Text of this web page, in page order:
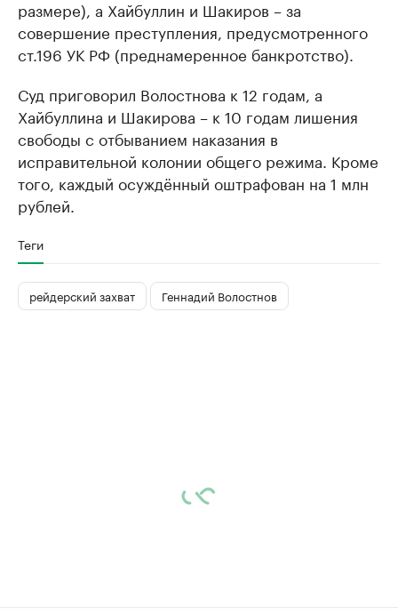
размере), а Хайбуллин и Шакиров – за
совершение преступления, предусмотренного
ст.196 УК РФ (преднамеренное банкротство).
Суд приговорил Волостнова к 12 годам, а
Хайбуллина и Шакирова – к 10 годам лишения
свободы с отбыванием наказания в
исправительной колонии общего режима. Кроме
того, каждый осуждённый оштрафован на 1 млн
рублей.
Теги
рейдерский захват Геннадий Волостнов